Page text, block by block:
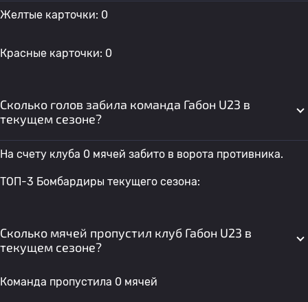
Желтые карточки: 0
Красные карточки: 0
Сколько голов забила команда Габон U23 в
текущем сезоне?
На счету клуба 0 мячей забито в ворота противника.
ТОП-3 Бомбардиры текущего сезона:
Сколько мячей пропустил клуб Габон U23 в
текущем сезоне?
Команда пропустила 0 мячей